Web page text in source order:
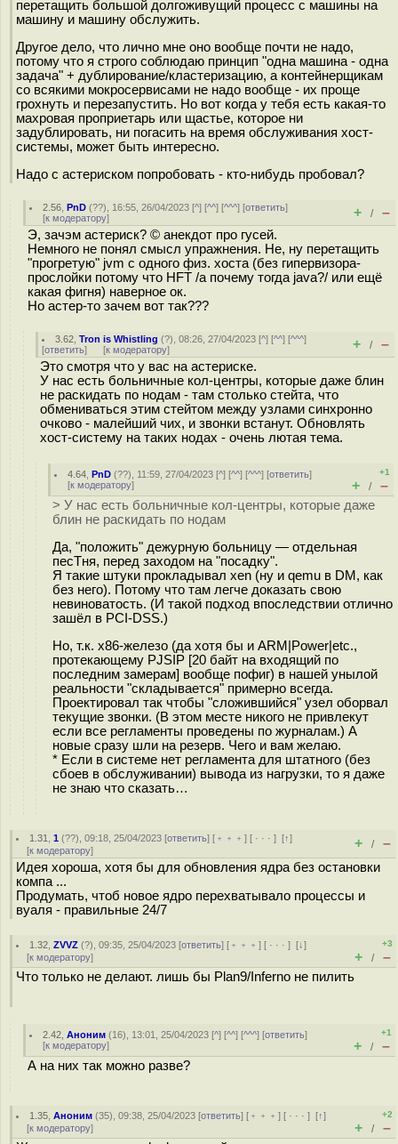
перетащить большой долгоживущий процесс с машины на
машину и машину обслужить.
Другое дело, что лично мне оно вообще почти не надо,
потому что я строго соблюдаю принцип "одна машина - одна
задача" + дублирование/кластеризацию, а контейнерщикам
со всякими мокросервисами не надо вообще - их проще
грохнуть и перезапустить. Но вот когда у тебя есть какая-то
махровая проприетарь или щастье, которое ни
задублировать, ни погасить на время обслуживания хост-
системы, может быть интересно.
Надо с астериском попробовать - кто-нибудь пробовал?
2.56 ,PnD (??), 16:55, 26/04/2023 [^] [^^] [^^^] [ответить]
[к модератору] + / –
Э, зачэм астериск? © анекдот про гусей.
Немного не понял смысл упражнения. Не, ну перетащить
"прогретую" jvm с одного физ. хоста (без гипервизора-
прослойки потому что HFT /а почему тогда java?/ или ещё
какая фигня) наверное ок.
Но астер-то зачем вот так???
3.62 ,Tron is Whistling (?), 08:26, 27/04/2023 [^] [^^] [^^^]
[ответить] [к модератору] + / –
Это смотря что у вас на астериске.
У нас есть больничные кол-центры, которые даже блин
не раскидать по нодам - там столько стейта, что
обмениваться этим стейтом между узлами синхронно
очково - малейший чих, и звонки встанут. Обновлять
хост-систему на таких нодах - очень лютая тема.
4.64 ,PnD (??), 11:59, 27/04/2023 [^] [^^] [^^^] [ответить]
[к модератору]
+1
+ / –
> У нас есть больничные кол-центры, которые даже
блин не раскидать по нодам
Да, "положить" дежурную больницу — отдельная
песТня, перед заходом на "посадку".
Я такие штуки прокладывал xen (ну и qemu в DM, как
без него). Потому что там легче доказать свою
невиноватость. (И такой подход впоследствии отлично
зашёл в PCI-DSS.)
Но, т.к. x86-железо (да хотя бы и ARM|Power|etc.,
протекающему PJSIP [20 байт на входящий по
последним замерам] вообще пофиг) в нашей унылой
реальности "складывается" примерно всегда.
Проектировал так чтобы "сложившийся" узел оборвал
текущие звонки. (В этом месте никого не привлекут
если все регламенты проведены по журналам.) А
новые сразу шли на резерв. Чего и вам желаю.
* Если в системе нет регламента для штатного (без
сбоев в обслуживании) вывода из нагрузки, то я даже
не знаю что сказать…
1.31 ,1 (??), 09:18, 25/04/2023 [ответить] [ ﹢﹢﹢] [ · · ·][↑]
[к модератору] + / –
Идея хороша, хотя бы для обновления ядра без остановки
компа ...
Продумать, чтоб новое ядро перехватывало процессы и
вуаля - правильные 24/7
1.32 ,ZVVZ (?), 09:35, 25/04/2023 [ответить] [ ﹢﹢﹢] [ · · ·][↓]
[к модератору]
+3
+ / –
Что только не делают. лишь бы Plan9/Inferno не пилить
2.42 ,Аноним (16), 13:01, 25/04/2023 [^] [^^] [^^^] [ответить]
[к модератору]
+1
+ / –
А на них так можно разве?
1.35 ,Аноним (35), 09:38, 25/04/2023 [ответить] [ ﹢﹢﹢] [ · · ·][↑]
[к модератору]
+2
+ / –